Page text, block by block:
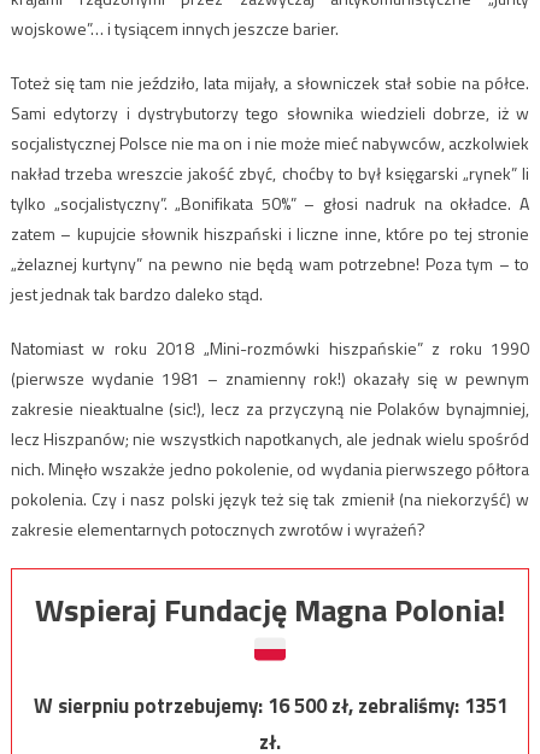
wojskowe”… i tysiącem innych jeszcze barier.
Toteż się tam nie jeździło, lata mijały, a słowniczek stał sobie na półce.
Sami edytorzy i dystrybutorzy tego słownika wiedzieli dobrze, iż w
socjalistycznej Polsce nie ma on i nie może mieć nabywców, aczkolwiek
nakład trzeba wreszcie jakość zbyć, choćby to był księgarski „rynek” li
tylko „socjalistyczny”. „Bonifikata 50%” – głosi nadruk na okładce. A
zatem – kupujcie słownik hiszpański i liczne inne, które po tej stronie
„żelaznej kurtyny” na pewno nie będą wam potrzebne! Poza tym – to
jest jednak tak bardzo daleko stąd.
Natomiast w roku 2018 „Mini-rozmówki hiszpańskie” z roku 1990
(pierwsze wydanie 1981 – znamienny rok!) okazały się w pewnym
zakresie nieaktualne (sic!), lecz za przyczyną nie Polaków bynajmniej,
lecz Hiszpanów; nie wszystkich napotkanych, ale jednak wielu spośród
nich. Minęło wszakże jedno pokolenie, od wydania pierwszego półtora
pokolenia. Czy i nasz polski język też się tak zmienił (na niekorzyść) w
zakresie elementarnych potocznych zwrotów i wyrażeń?
Wspieraj Fundację Magna Polonia!
W sierpniu potrzebujemy:16 500zł, zebraliśmy:1351
zł.